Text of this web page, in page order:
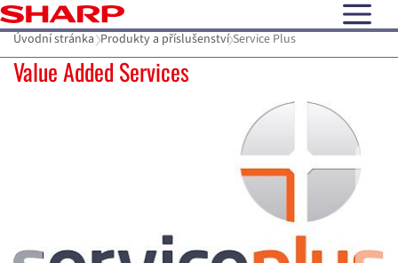
open
Úvodní stránka Produkty a příslušenství Service Plus
Service Plus
Value Added Services